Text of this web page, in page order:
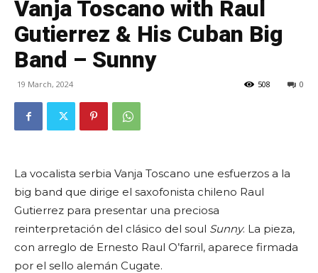
Latin
Vanja Toscano with Raul
Gutierrez & His Cuban Big
Band – Sunny
19 March, 2024 0
508
La vocalista serbia Vanja Toscano une esfuerzos a la
big band que dirige el saxofonista chileno Raul
Gutierrez para presentar una preciosa
reinterpretación del clásico del soul Sunny. La pieza,
con arreglo de Ernesto Raul O’farril, aparece firmada
por el sello alemán Cugate.